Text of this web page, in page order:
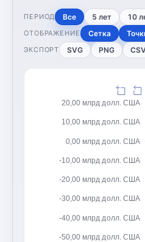
ПЕРИОД Все 5 лет 10
ОТОБРАЖЕНИЕ Сетка
ЭКСПОРТ SVG PNG
-50,00 млрд долл. США
-40,00 млрд долл. США
-30,00 млрд долл. США
-20,00 млрд долл. США
-10,00 млрд долл. США
0,00 млрд долл. США
10,00 млрд долл. США
20,00 млрд долл. США